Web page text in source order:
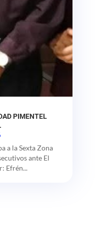
PIMENTEL
a la Sexta Zona
ante El
Efrén...